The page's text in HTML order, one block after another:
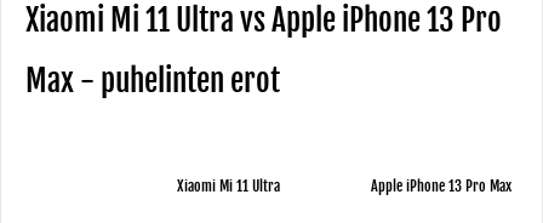
Xiaomi Mi 11 Ultra vs Apple iPhone 13 Pro
Max - puhelinten erot
Xiaomi Mi 11 Ultra Apple iPhone 13 Pro Max